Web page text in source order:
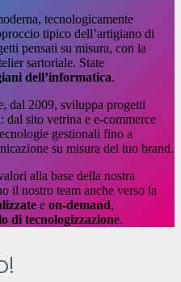
tecnologicamente
tipico dell’artigiano di
pensati su misura, con la
sartoriale. State
dell’informatica.
dal 2009, sviluppa progetti
dal sito vetrina e e-commerce
gestionali fino a
su misura del tuo brand.
alla base della nostra
il nostro team anche verso la
e on-demand,
di tecnologizzazione.